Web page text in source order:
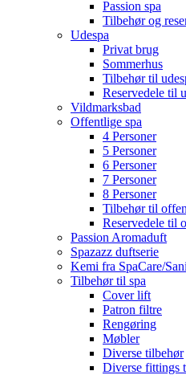
Passion spa
Tilbehør og
Udespa
Privat brug
Sommerhus
Tilbehør til
Reservedele til
Vildmarksbad
Offentlige spa
4 Personer
5 Personer
6 Personer
7 Personer
8 Personer
Tilbehør til
Reservedele til
Passion Aromaduft
Spazazz duftserie
Kemi fra SpaCare/
Tilbehør til spa
Cover lift
Patron filtre
Rengøring
Møbler
Diverse tilbehør
Diverse fittings